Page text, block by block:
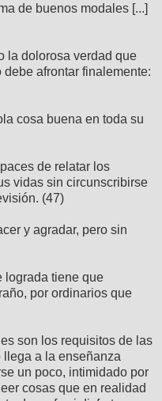
de buenos modales [...]
la dolorosa verdad que
afrontar finalemente:
cosa buena en toda su
de relatar los
vidas sin circunscribirse
(47)
y agradar, pero sin
lograda tiene que
por ordinarios que
son los requisitos de las
llega a la enseñanza
un poco, intimidado por
cosas que en realidad